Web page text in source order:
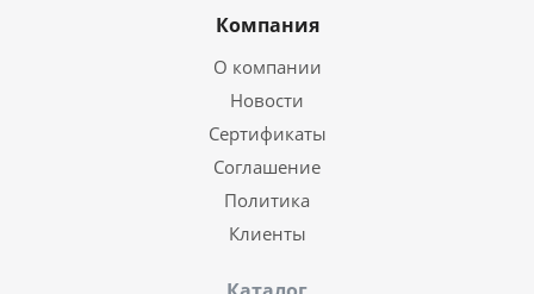
Компания
О компании
Новости
Сертификаты
Соглашение
Политика
Клиенты